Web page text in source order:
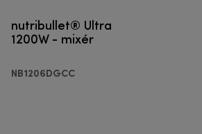
nutribullet® Ultra
1200W - mixér
NB1206DGCC